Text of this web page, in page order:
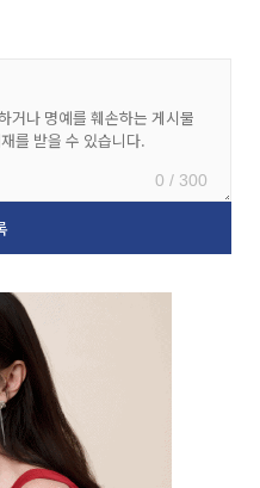
0 / 300